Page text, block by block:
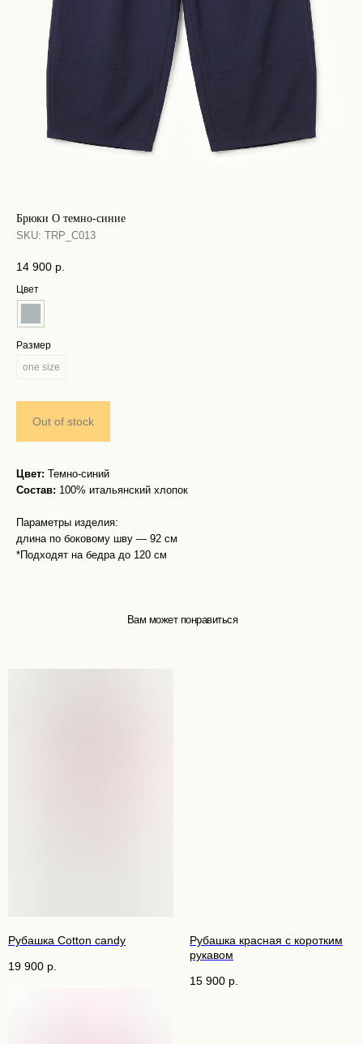
Брюки О темно-синие
SKU: TRP_C013
14 900 р.
Цвет
Размер
one size
Out of stock
Цвет: Темно-синий
Состав: 100% итальянский хлопок
Параметры изделия:
длина по боковому шву — 92 см
*Подходят на бедра до 120 см
Вам может понравиться
Рубашка Cotton candy
19 900 р.
Рубашка красная с коротким
рукавом
15 900 р.